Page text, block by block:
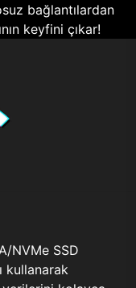
bağlantılardan
keyfini çıkar!
NVMe SSD
kullanarak